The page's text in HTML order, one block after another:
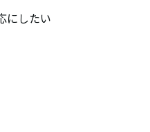
にしたい